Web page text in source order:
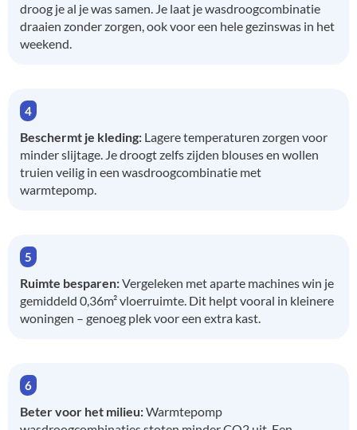
droog je al je was samen. Je laat je wasdroogcombinatie
draaien zonder zorgen, ook voor een hele gezinswas in het
weekend.
Beschermt je kleding: Lagere temperaturen zorgen voor
minder slijtage. Je droogt zelfs zijden blouses en wollen
truien veilig in een wasdroogcombinatie met
warmtepomp.
Ruimte besparen:Vergeleken met aparte machines win je
gemiddeld 0,36m² vloerruimte. Dit helpt vooral in kleinere
woningen – genoeg plek voor een extra kast.
Beter voor het milieu:Warmtepomp